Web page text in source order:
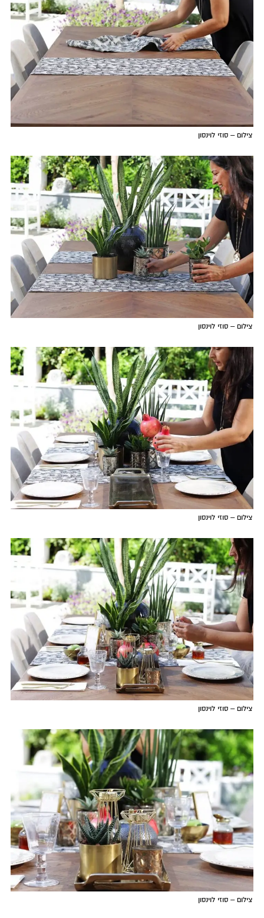
צילום – סוזי לוינסון
צילום – סוזי לוינסון
צילום – סוזי לוינסון
צילום – סוזי לוינסון
צילום – סוזי לוינסון